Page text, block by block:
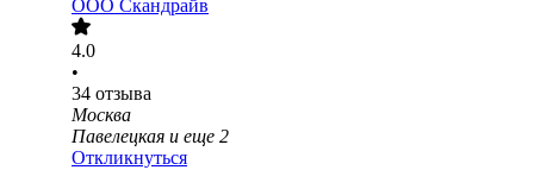
ООО Скандрайв
4.0
•
34 отзыва
Москва
Павелецкая и еще 2
Откликнуться